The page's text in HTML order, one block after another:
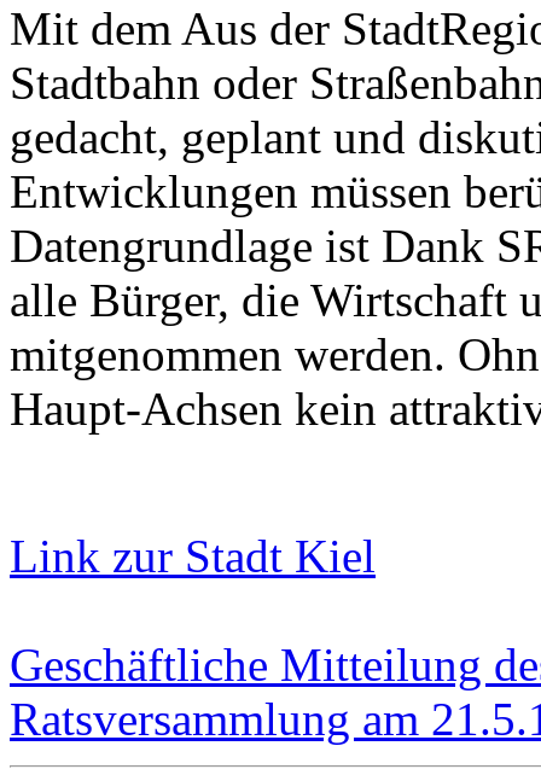
Mit dem Aus der
Stadtbahn oder
gedacht, geplant und
Entwicklungen müssen
Datengrundlage ist Dank
alle Bürger, die Wirtschaft
mitgenommen werden.
Haupt-Achsen kein
Link zur Stadt Kiel
Geschäftliche Mitteilung
Ratsversammlung am